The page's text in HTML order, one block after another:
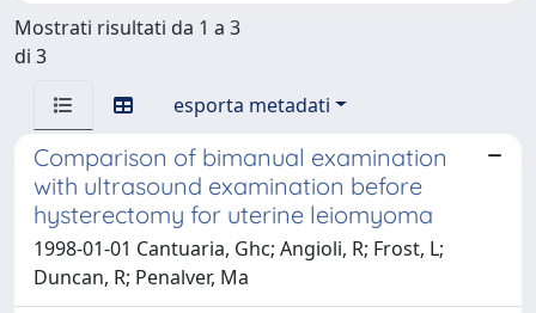
Mostrati risultati da 1 a 3
di 3
esporta metadati
Comparison of bimanual examination
with ultrasound examination before
hysterectomy for uterine leiomyoma
1998-01-01 Cantuaria, Ghc; Angioli, R; Frost, L;
Duncan, R; Penalver, Ma